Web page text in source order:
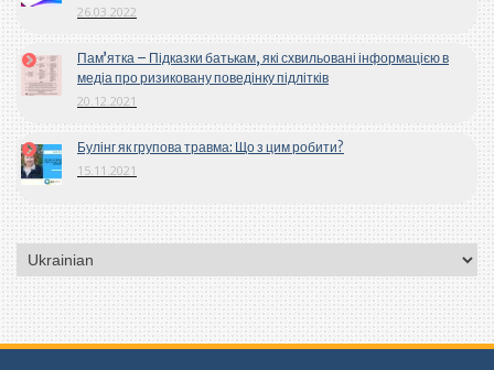
26.03.2022
Пам’ятка – Підказки батькам, які схвильовані інформацією в
медіа про ризиковану поведінку підлітків
20.12.2021
Булінг як групова травма: Що з цим робити?
15.11.2021
Вибрати
мову